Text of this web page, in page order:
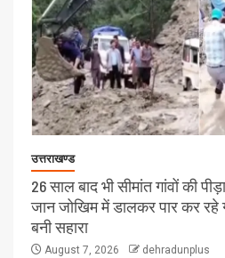
उत्तराखण्ड
26 साल बाद भी सीमांत गांवों की
जान जोखिम में डालकर पार कर
बनी सहारा
August 7, 2026 dehradunplus